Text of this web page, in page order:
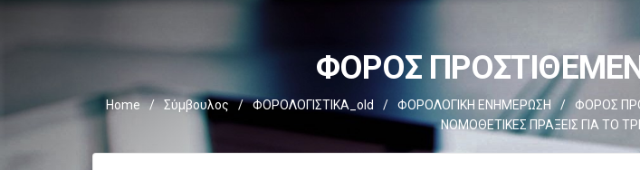
ΦΟΡΟΣ
Home / Σύμβουλος / ΦΟΡΟΛΟΓΙΣΤΙΚΑ_old / ΦΟΡΟΛΟΓΙΚΗ ΕΝΗΜΕΡΩΣΗ / ΦΟΡΟΣ
ΝΟΜΟΘΕΤΙΚΕΣ ΠΡΑΞΕΙΣ ΓΙΑ ΤΟ